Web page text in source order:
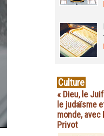
Culture
« Dieu, le
le judaïsme
monde, avec
Privot